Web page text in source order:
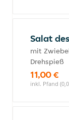
Salat
mit
Drehspieß
11,00 €
inkl. Pfand